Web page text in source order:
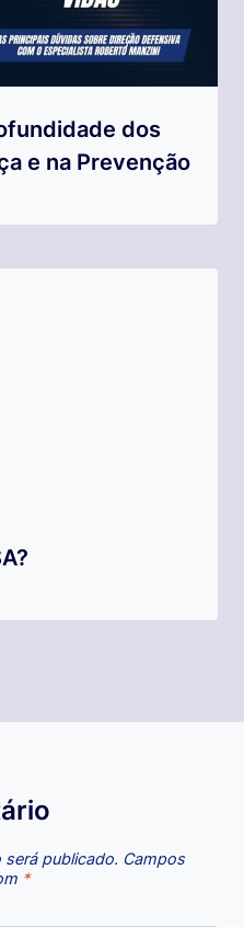
dos
e na Prevenção
será publicado. Campos
*